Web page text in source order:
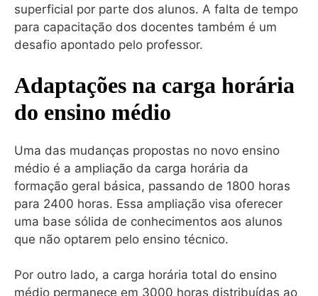
superficial por parte dos alunos. A falta de tempo
para capacitação dos docentes também é um
desafio apontado pelo professor.
Adaptações na carga horária
do ensino médio
Uma das mudanças propostas no novo ensino
médio é a ampliação da carga horária da
formação geral básica, passando de 1800 horas
para 2400 horas. Essa ampliação visa oferecer
uma base sólida de conhecimentos aos alunos
que não optarem pelo ensino técnico.
Por outro lado, a carga horária total do ensino
médio permanece em 3000 horas distribuídas ao